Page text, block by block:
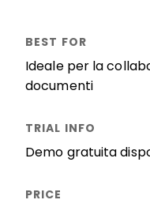
Ideale per la
documenti
Demo gratuita